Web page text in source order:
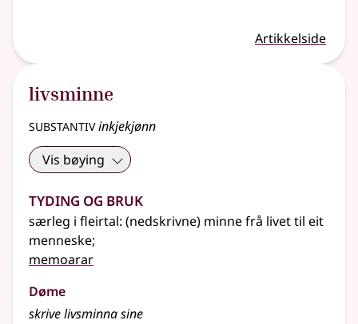
Artikkelside
livsminne
substantivinkjekjønn
Vis bøying
Tyding og bruk
særleg i fleirtal: (nedskrivne) minne frå livet til eit
menneske;
memoarar
Døme
skrive livsminna sine